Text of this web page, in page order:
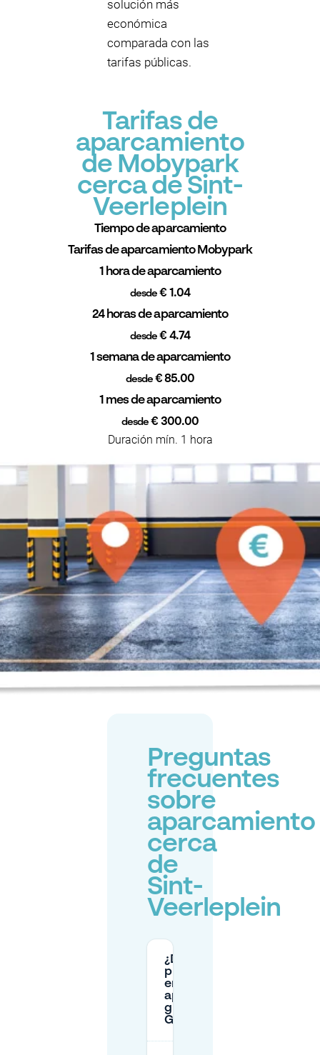
solución más
económica
comparada con las
tarifas públicas.
Tarifas de
aparcamiento
de Mobypark
cerca de Sint-
Veerleplein
Tiempo de aparcamiento
Tarifas de aparcamiento Mobypark
1 hora de aparcamiento
desde € 1.04
24 horas de aparcamiento
desde € 4.74
1 semana de aparcamiento
desde€ 85.00
1 mes de aparcamiento
desde € 300.00
Duración mín. 1 hora
Preguntas
frecuentes
sobre
aparcamiento
cerca
de
Sint-
Veerleplein
¿Dónde
puedo
encontrar
aparcamiento
gratuito en
Gante?